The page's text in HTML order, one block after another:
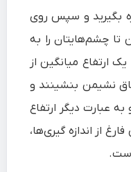
بگیرید و سپس روی
چشم‌هایتان را به
یک ارتفاع میانگین از
نشیمن بنشینند و
عبارت دیگر ارتفاع
از اندازه گیری‌ها،